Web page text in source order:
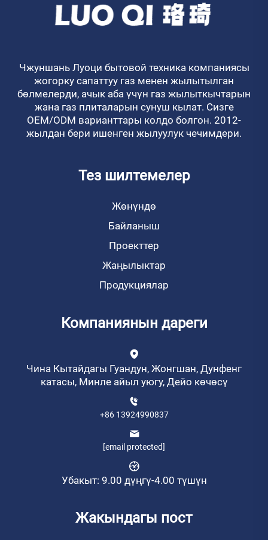
Чжуншань Луоци бытовой техника компаниясы
жогорку сапаттуу газ менен жылытылган
бөлмелерди, ачык аба үчүн газ жылыткычтарын
жана газ плиталарын сунуш кылат. Сизге
OEM/ODM варианттары колдо болгон. 2012-
жылдан бери ишенген жылуулук чечимдери.
Тез шилтемелер
Жөнүндө
Байланыш
Проекттер
Жаңылыктар
Продукциялар
Компаниянын дареги
Чина Кытайдагы Гуандун, Жонгшан, Дунфенг
катасы, Минле айыл уюгу, Дейо көчөсү
+86 13924990837
[email protected]
Убакыт: 9.00 дүңгү-4.00 түшүн
Жакындагы пост